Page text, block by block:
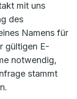
mit uns
des
Namens für
gültigen E-
notwendig,
stammt